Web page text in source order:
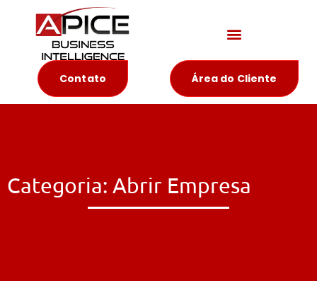
Contato Área do Cliente
Categoria: Abrir Empresa